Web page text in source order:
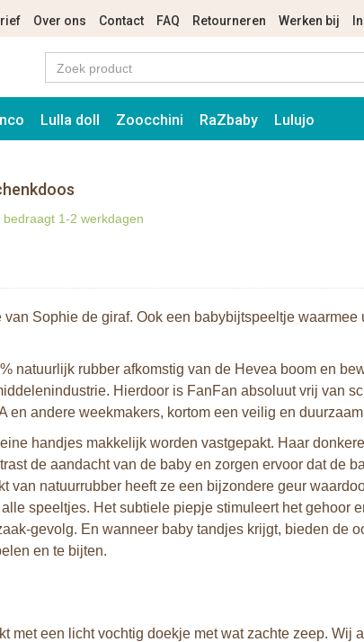
Over ons Contact FAQ Retourneren Werken bij
Lulla doll Zoocchini RaZbaby Lulujo
1-2 werkdagen
van Sophie de giraf. Ook een babybijtspeeltje waarmee
natuurlijk rubber afkomstig van de Hevea boom en
Hierdoor is FanFan absoluut vrij van
en andere weekmakers, kortom een veilig en
handjes makkelijk worden vastgepakt. Haar
de aandacht van de baby en zorgen ervoor dat de
van natuurrubber heeft ze een bijzondere geur
speeltjes. Het subtiele piepje stimuleert het gehoor
gevolg. En wanneer baby tandjes krijgt, bieden de
en te bijten.
met een licht vochtig doekje met wat zachte zeep. Wij